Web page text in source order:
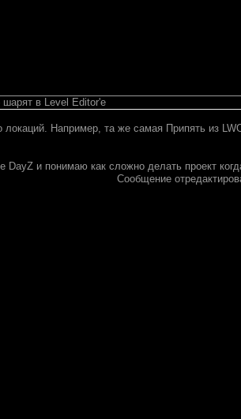
в Level Editor'e
локаций. Например, та же самая Припять из
и понимаю как сложно делать проект
Сообщение